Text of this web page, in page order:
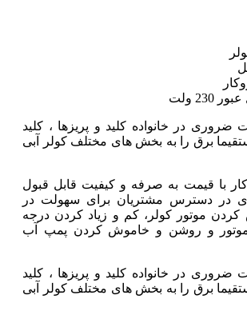
ولت
ضروری در خانواده کلید و پریزها ، کلید
برق را به بخش های مختلف کولر آبی
با قیمت به صرفه و کیفیت قابل قبول
در دسترس مشتریان برای سهولت در
موتور کولر، کم و زیاد کردن درجه
و روشن و خاموش کردن پمپ آب
ضروری در خانواده کلید و پریزها ، کلید
برق را به بخش های مختلف کولر آبی